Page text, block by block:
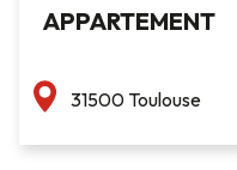
APPARTEMENT
31500 Toulouse